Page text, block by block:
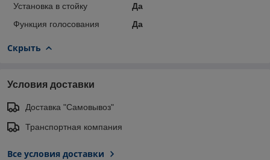
Установка в стойку
Да
Функция голосования
Да
Скрыть
Условия доставки
Доставка "Самовывоз"
Транспортная компания
Все условия доставки